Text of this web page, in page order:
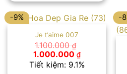
1.000.000 ₫.
-9%
Je t’aime 007
1.100.000₫
Giá
gốc
là:
1.000.000 ₫Giá
hiện
tại
Tiết kiệm: 9.1%
-